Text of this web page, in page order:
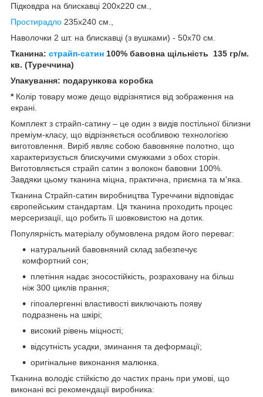
Підковдра на блискавці 200x220 см.,
Простирадло 235x240 см.,
Наволочки 2 шт. на блискавці (з вушками) - 50х70 см.
Тканина: страйп-сатин 100% бавовна щільність
135 гр/м.
кв. (Туреччина)
Упакування: подарункова коробка
* Колір товару може дещо відрізнятися від зображення на
екрані.
Комплект з страйп-сатину – це один з видів постільної білизни
преміум-класу, що відрізняється особливою технологією
виготовлення. Виріб являє собою бавовняне полотно, що
характеризується блискучими смужками з обох сторін.
Виготовляється страйп сатин з волокон бавовни 100%.
Завдяки цьому тканина міцна, практична, приємна та м'яка.
Тканина Страйп-сатин виробництва Туреччини відповідає
європейським стандартам. Ця тканина проходить процес
мерсеризації, що робить її шовковистою на дотик.
Популярність матеріалу обумовлена рядом його переваг:
натуральний бавовняний склад забезпечує
комфортний сон;
плетіння надає зносостійкість, розраховану на більш
ніж 300 циклів прання;
гіпоалергенні властивості виключають появу
подразнень на шкірі;
високий рівень міцності;
відсутність усадки, зминання та деформації;
оригінальне виконання малюнка.
Тканина володіє стійкістю до частих прань при умові, що
виконані всі рекомендації виробника: